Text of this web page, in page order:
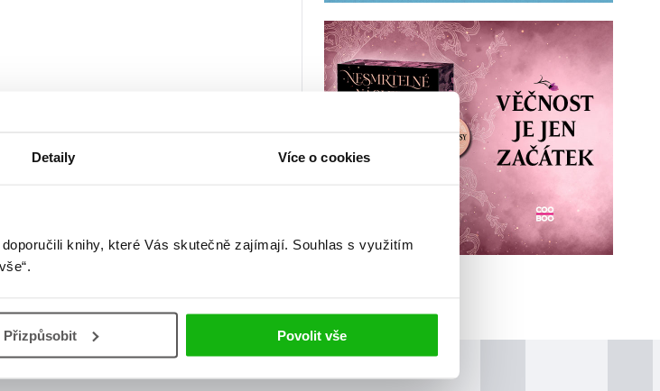
Detaily Více o cookies
knihy, které Vás skutečně zajímají. Souhlas s využitím
Přizpůsobit Povolit vše